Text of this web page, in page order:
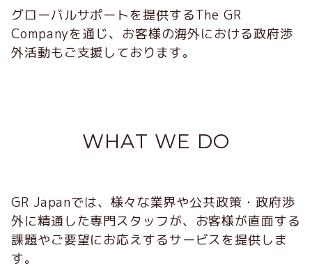
グローバルサポートを提供するThe GR
Companyを通じ、お客様の海外における政府渉
外活動もご支援しております。
WHAT WE DO
GR Japanでは、様々な業界や公共政策・政府渉
外に精通した専門スタッフが、お客様が直面する
課題やご要望にお応えするサービスを提供しま
す。